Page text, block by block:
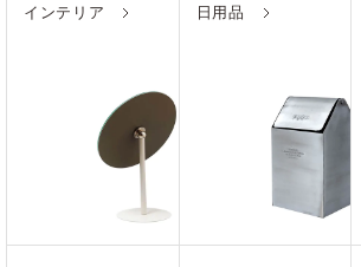
インテリア 日用品